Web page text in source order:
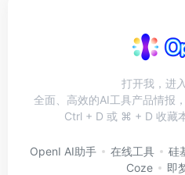
打开我，进
全面、高效的AI工具产品情报
Ctrl + D 或 ⌘ + D 收藏
OpenI AI助手 在线工具 硅
Coze
即